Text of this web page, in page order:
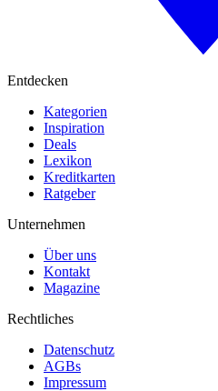
Entdecken
Kategorien
Inspiration
Deals
Lexikon
Kreditkarten
Ratgeber
Unternehmen
Über uns
Kontakt
Magazine
Rechtliches
Datenschutz
AGBs
Impressum